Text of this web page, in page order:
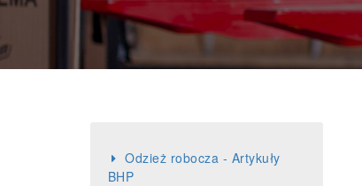
Odzież robocza - Artykuły
BHP